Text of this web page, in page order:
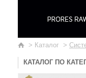
> Каталог >
КАТАЛОГ ПО